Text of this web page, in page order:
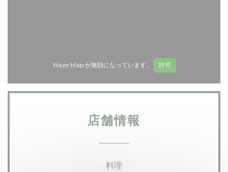
Waze Map が無効になっています。 許可
店舗情報
料理